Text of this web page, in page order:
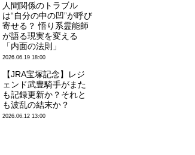
人間関係のトラブル
は“自分の中の凹”が呼び
寄せる？ 悟り系霊能師
が語る現実を変える
「内面の法則」
2026.06.19 18:00
【JRA宝塚記念】レジ
ェンド武豊騎手がまた
も記録更新か？それと
も波乱の結末か？
2026.06.12 13:00